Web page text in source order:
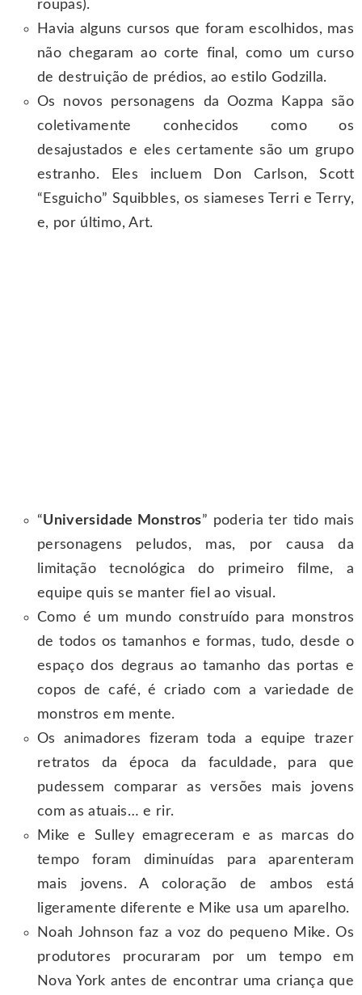
roupas).
Havia alguns cursos que foram escolhidos, mas
não chegaram ao corte final, como um curso
de destruição de prédios, ao estilo Godzilla.
Os novos personagens da Oozma Kappa são
coletivamente conhecidos como os
desajustados e eles certamente são um grupo
estranho. Eles incluem Don Carlson, Scott
“Esguicho” Squibbles, os siameses Terri e Terry,
e, por último, Art.
“Universidade Monstros” poderia ter tido mais
personagens peludos, mas, por causa da
limitação tecnológica do primeiro filme, a
equipe quis se manter fiel ao visual.
Como é um mundo construído para monstros
de todos os tamanhos e formas, tudo, desde o
espaço dos degraus ao tamanho das portas e
copos de café, é criado com a variedade de
monstros em mente.
Os animadores fizeram toda a equipe trazer
retratos da época da faculdade, para que
pudessem comparar as versões mais jovens
com as atuais… e rir.
Mike e Sulley emagreceram e as marcas do
tempo foram diminuídas para aparenteram
mais jovens. A coloração de ambos está
ligeramente diferente e Mike usa um aparelho.
Noah Johnson faz a voz do pequeno Mike. Os
produtores procuraram por um tempo em
Nova York antes de encontrar uma criança que